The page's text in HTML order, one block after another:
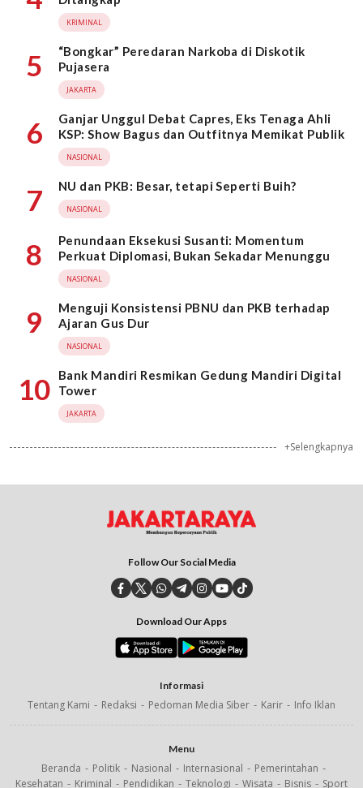
KRIMINAL
5
“Bongkar” Peredaran Narkoba di Diskotik
Pujasera
JAKARTA
6
Ganjar Unggul Debat Capres, Eks Tenaga Ahli
KSP: Show Bagus dan Outfitnya Memikat Publik
NASIONAL
7 NU dan PKB: Besar, tetapi Seperti Buih?
NASIONAL
8
Penundaan Eksekusi Susanti: Momentum
Perkuat Diplomasi, Bukan Sekadar Menunggu
NASIONAL
9
Menguji Konsistensi PBNU dan PKB terhadap
Ajaran Gus Dur
NASIONAL
10
Bank Mandiri Resmikan Gedung Mandiri Digital
Tower
JAKARTA
+Selengkapnya
Follow Our Social Media
Download Our Apps
Informasi
Tentang Kami Redaksi Pedoman Media Siber Karir Info Iklan
Menu
Beranda Politik Nasional Internasional
Pemerintahan
Kesehatan
Kriminal Pendidikan Teknologi Wisata Bisnis Sport